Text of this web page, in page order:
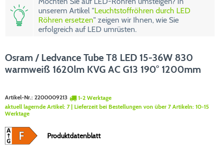
unserem Artikel "Leuchtstoffröhren durch LED
Röhren ersetzen" zeigen wir Ihnen, wie Sie
erfolgreich auf LED umrüsten.
Osram / Ledvance Tube T8 LED 15-36W 830
warmweiß 1620lm KVG AC G13 190° 1200mm
Artikel-Nr.: 2200009213
1-2 Werktage
aktuell lagernde Artikel: 7 | Lieferzeit bei Bestellungen von über 7 Artikeln: 10-15
Werktage
Produktdatenblatt